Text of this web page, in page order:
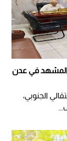
المشهد في عدن
الجنوبي،